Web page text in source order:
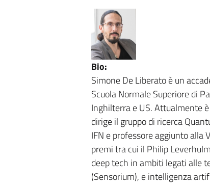
Bio:
Simone De Liberato è un
Scuola Normale Superiore di
Inghilterra e US. Attualmente
dirige il gruppo di ricerca
IFN e professore aggiunto
premi tra cui il Philip
deep tech in ambiti legati alle
(Sensorium), e intelligenza